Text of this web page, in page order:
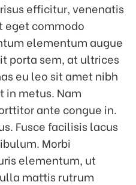
efficitur, venenatis
eget commodo
elementum augue
porta sem, at ultrices
eu leo sit amet nibh
in metus. Nam
ante congue in.
Fusce facilisis lacus
Morbi
elementum, ut
mattis rutrum